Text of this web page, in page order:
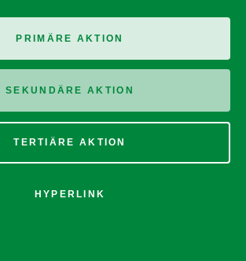
PRIMÄRE AKTION
SEKUNDÄRE AKTION
TERTIÄRE AKTION
HYPERLINK